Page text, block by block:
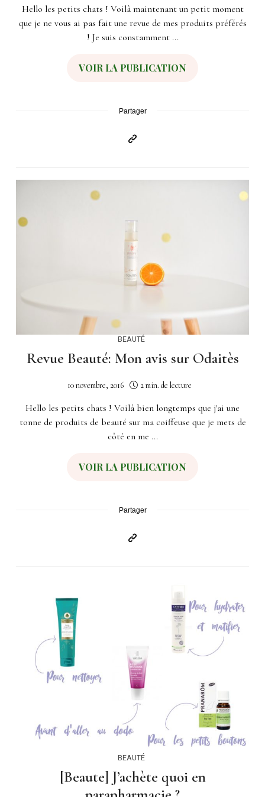
Hello les petits chats ! Voilà maintenant un petit moment
que je ne vous ai pas fait une revue de mes produits préférés
! Je suis constamment ...
VOIR LA PUBLICATION
Partager
BEAUTÉ
Revue Beauté: Mon avis sur Odaitès
10 novembre, 2016 2 min. de lecture
Hello les petits chats ! Voilà bien longtemps que j'ai une
tonne de produits de beauté sur ma coiffeuse que je mets de
côté en me ...
VOIR LA PUBLICATION
Partager
BEAUTÉ
[Beaute] J’achète quoi en